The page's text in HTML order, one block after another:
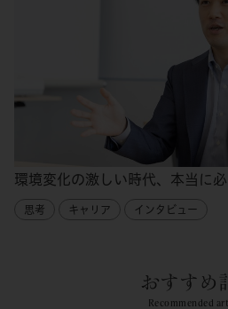
環境変化の激しい時代、本当に
思考 キャリア インタビュー
おすすめ
Recommended